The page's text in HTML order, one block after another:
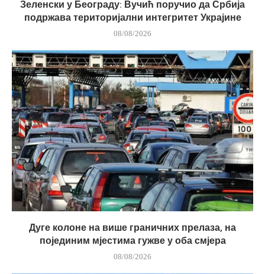
Зеленски у Београду: Вучић поручио да Србија
подржава територијални интегритет Украјине
08/08/2026
Дуге колоне на више граничних прелаза, на
појединим мјестима гужве у оба смјера
08/08/2026